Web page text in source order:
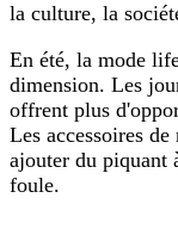
la culture, la
En été, la mode
dimension. Les
offrent plus
Les accessoires
ajouter du piquant
foule.